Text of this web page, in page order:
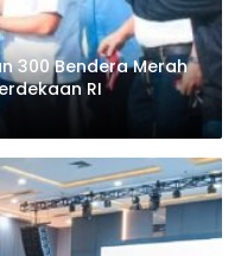
300 Bendera Merah
RI